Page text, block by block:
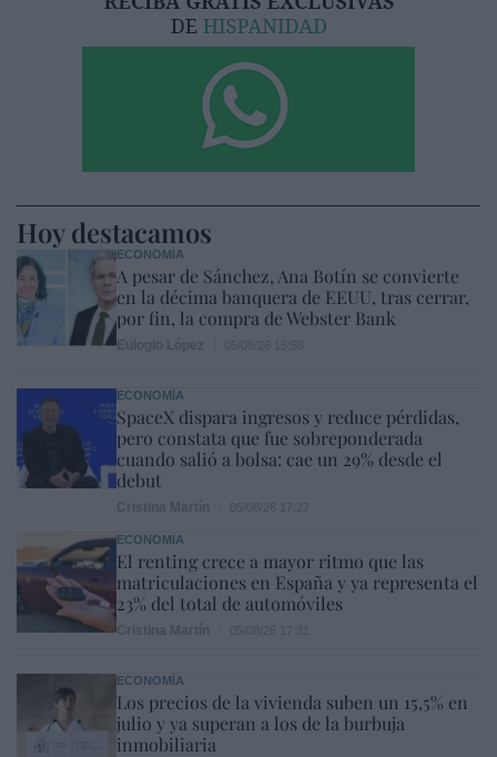
Hoy destacamos
ECONOMÍA
A pesar de Sánchez, Ana Botín se convierte
en la décima banquera de EEUU, tras cerrar,
por fin, la compra de Webster Bank
ECONOMÍA
SpaceX dispara ingresos y reduce pérdidas,
pero constata que fue sobreponderada
cuando salió a bolsa: cae un 29% desde el
debut
ECONOMÍA
El renting crece a mayor ritmo que las
matriculaciones en España y ya representa el
23% del total de automóviles
ECONOMÍA
Los precios de la vivienda suben un 15,5% en
julio y ya superan a los de la burbuja
inmobiliaria